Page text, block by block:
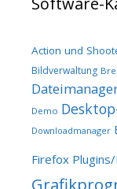
Action und
Bildverwaltung
Demo
Downloadmanager
Firefox